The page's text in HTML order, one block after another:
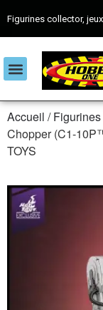
Figurines collector,
Accueil /Figurines
Chopper (C1-
TOYS